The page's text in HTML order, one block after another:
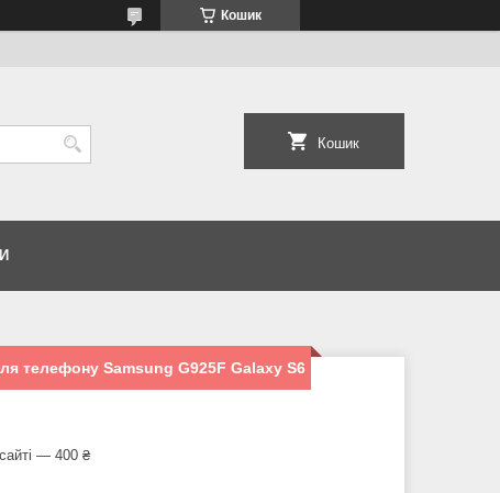
Кошик
Кошик
телефону Samsung G925F Galaxy S6
— 400 ₴